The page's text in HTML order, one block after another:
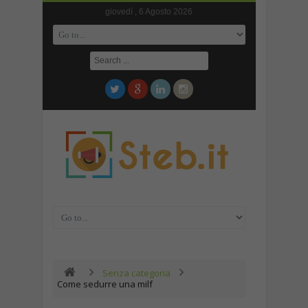
giovedì , 6 Agosto 2026
Senza categoria
Come sedurre una milf